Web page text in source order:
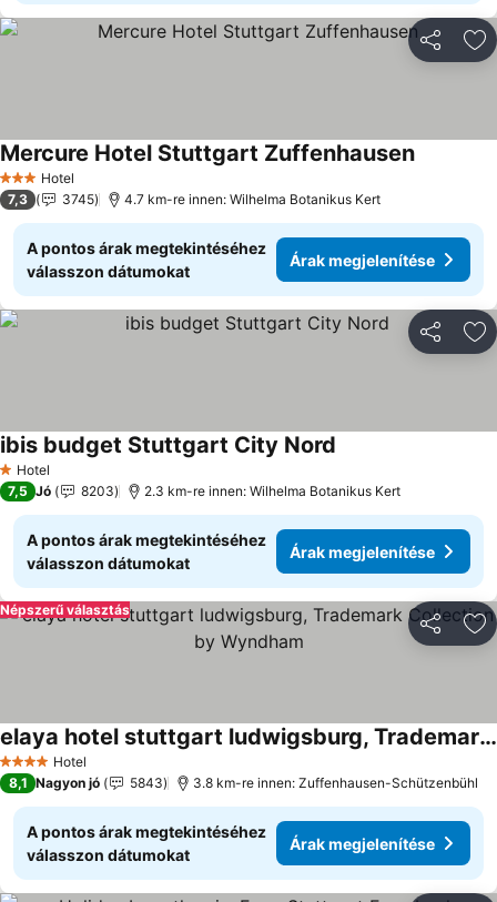
3 Kategória
Hotel
Mercure Hotel Stuttgart ZuffenhausenÁrak
7,3 3745 4.7 km-re innen: Wilhelma Botanikus Kert
A pontos árak megtekintéséhez
válasszon dátumokat
Árak megjelenítése
1 Kategória
Hotel
ibis budget Stuttgart City Nord
7,5 Jó 8203 2.3 km-re innen: Wilhelma Botanikus Kert
A pontos árak megtekintéséhez
válasszon dátumokat
Árak megjelenítése
Népszerű választás
4 KategóriaHotel
elaya hotel stuttgart ludwigsburg, Trademark Collection by Wyndham
Árak megjelenítése
8,1 Nagyon jó 5843 3.8 km-re innen: Zuffenhausen-Schützenbühl
A pontos árak megtekintéséhez
válasszon dátumokat
Árak megjelenítése